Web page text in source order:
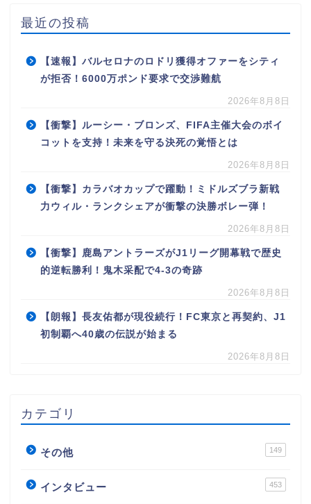
最近の投稿
【速報】バルセロナのロドリ獲得オファーをシティ
が拒否！6000万ポンド要求で交渉難航
2026年8月8日
【衝撃】ルーシー・ブロンズ、FIFA主催大会のボイ
コットを支持！未来を守る決死の覚悟とは
2026年8月8日
【衝撃】カラバオカップで躍動！ミドルズブラ新戦
力ウィル・ランクシェアが衝撃の決勝ボレー弾！
2026年8月8日
【衝撃】鹿島アントラーズがJ1リーグ開幕戦で歴史
的逆転勝利！鬼木采配で4-3の奇跡
2026年8月8日
【朗報】長友佑都が現役続行！FC東京と再契約、J1
初制覇へ40歳の伝説が始まる
2026年8月8日
カテゴリ
その他 149
インタビュー 453